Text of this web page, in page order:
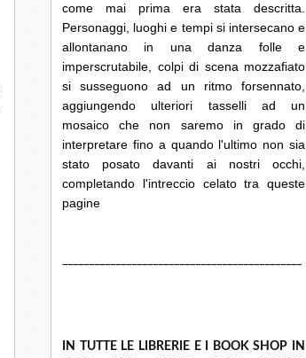
come mai prima era stata descritta.
Personaggi, luoghi e tempi si intersecano e
allontanano in una danza folle e
imperscrutabile, colpi di scena mozzafiato
si susseguono ad un ritmo forsennato,
aggiungendo ulteriori tasselli ad un
mosaico che non saremo in grado di
interpretare fino a quando l'ultimo non sia
stato posato davanti ai nostri occhi,
completando l'intreccio celato tra queste
pagine
IN TUTTE LE LIBRERIE E I BOOK SHOP IN